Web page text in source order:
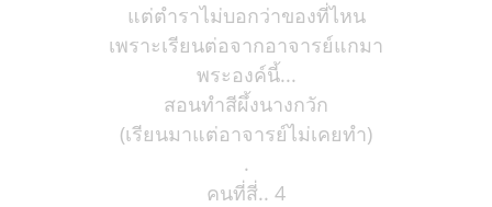
แต่ตำราไม่บอกว่าของที่ไหน
เพราะเรียนต่อจากอาจารย์แกมา
พระองค์นี้...
สอนทำสีผึ้งนางกวัก
(เรียนมาแต่อาจารย์ไม่เคยทำ)
.
คนที่สี่.. 4